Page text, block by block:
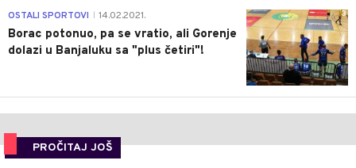
3
OSTALI SPORTOVI 14.02.2021.
Borac potonuo, pa se vratio, ali Gorenje
dolazi u Banjaluku sa "plus četiri"!
PROČITAJ JOŠ